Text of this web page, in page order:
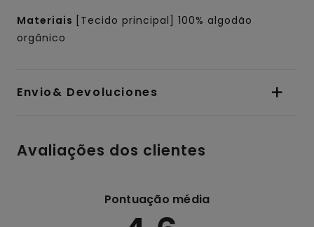
Materiais
[Tecido principal] 100% algodão
orgânico
Envio& Devoluciones
Avaliações dos clientes
Pontuação média